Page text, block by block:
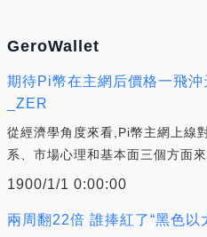
GeroWallet
期待Pi幣在主網后價格一飛沖
_ZER
從經濟學角度來看,Pi幣主網上線
系、市場心理和基本面三個方面來
1900/1/1 0:00:00
兩周翻22倍 誰捧紅了“黑色